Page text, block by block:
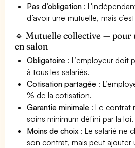
Pas d’obligation :
d’avoir une mutuelle, mais
🔹 Mutuelle collective — pour
en salon
Obligatoire : L’employeur doit
à tous les salariés.
Cotisation partagée :
% de la cotisation.
Garantie minimale : Le contrat
soins minimum défini par la loi.
Moins de choix : Le salarié ne
son contrat, mais peut ajouter